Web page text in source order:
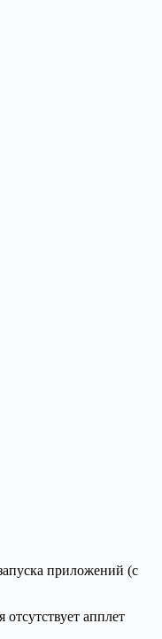
приложений (с
апплет